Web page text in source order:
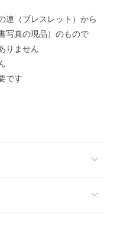
連（ブレスレット）から
写真の現品）のもので
りません
です